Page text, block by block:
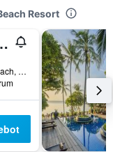
Resort
Hotel
4 Moo 3 Chaweng Beach, Ko Samui, Thailand